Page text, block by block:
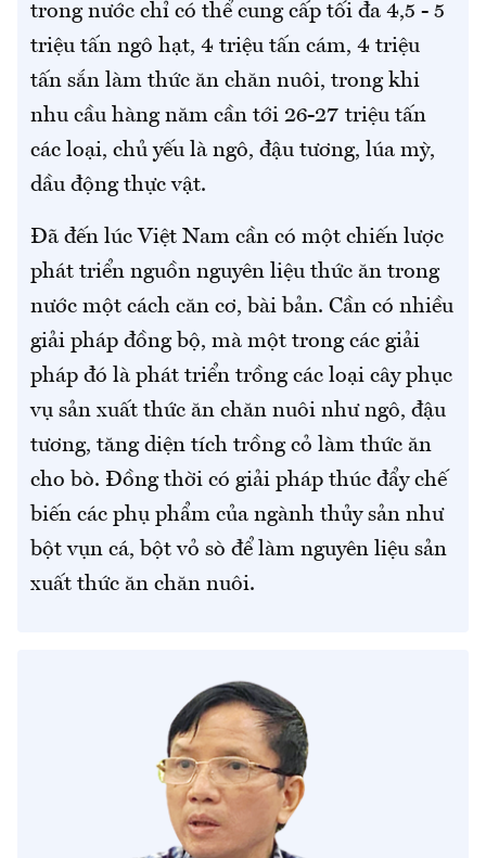
trong nước chỉ có thể cung cấp tối đa 4,5 - 5
triệu tấn ngô hạt, 4 triệu tấn cám, 4 triệu
tấn sắn làm thức ăn chăn nuôi, trong khi
nhu cầu hàng năm cần tới 26-27 triệu tấn
các loại, chủ yếu là ngô, đậu tương, lúa mỳ,
dầu động thực vật.
Đã đến lúc Việt Nam cần có một chiến lược
phát triển nguồn nguyên liệu thức ăn trong
nước một cách căn cơ, bài bản. Cần có nhiều
giải pháp đồng bộ, mà một trong các giải
pháp đó là phát triển trồng các loại cây phục
vụ sản xuất thức ăn chăn nuôi như ngô, đậu
tương, tăng diện tích trồng cỏ làm thức ăn
cho bò. Đồng thời có giải pháp thúc đẩy chế
biến các phụ phẩm của ngành thủy sản như
bột vụn cá, bột vỏ sò để làm nguyên liệu sản
xuất thức ăn chăn nuôi.